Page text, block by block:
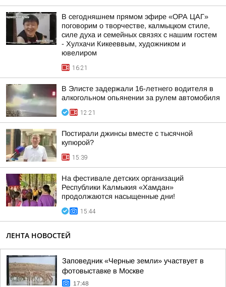
В сегодняшнем прямом эфире «ОРА ЦАГ»
поговорим о творчестве, калмыцком стиле,
силе духа и семейных связях с нашим гостем
- Хулхачи Кикееввым, художником и
ювелиром
16:21
В Элисте задержали 16-летнего водителя в
алкогольном опьянении за рулем автомобиля
12:21
Постирали джинсы вместе с тысячной
купюрой?
15:39
На фестивале детских организаций
Республики Калмыкия «Хамдан»
продолжаются насыщенные дни!
15:44
ЛЕНТА НОВОСТЕЙ
Заповедник «Черные земли» участвует в
фотовыставке в Москве
17:48